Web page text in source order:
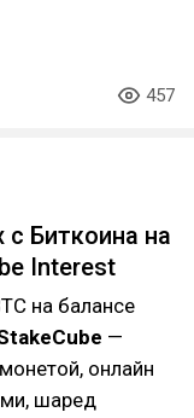
457
с Биткоина на
Interest
на балансе
—
онлайн
шаред